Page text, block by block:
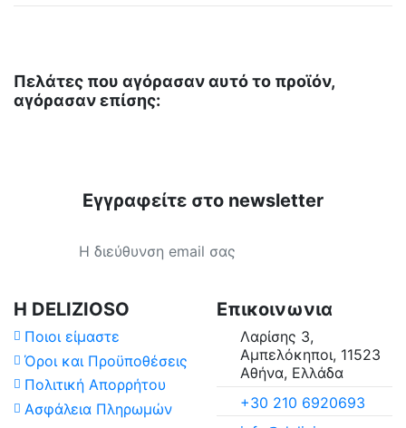
Πελάτες που αγόρασαν αυτό το προϊόν,
αγόρασαν επίσης:
Εγγραφείτε στο newsletter
Η DELIZIOSO
Ποιοι είμαστε
Όροι και Προϋποθέσεις
Πολιτική Απορρήτου
Ασφάλεια Πληρωμών
Επικοινωνια
Λαρίσης 3,
Αμπελόκηποι, 11523
Αθήνα, Ελλάδα
+30 210 6920693